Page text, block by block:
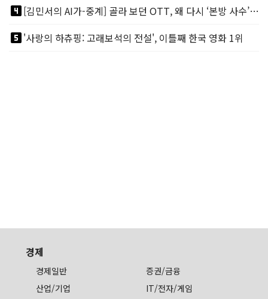
looks_4
[김민서의 AI가-중계] 골라 보던 OTT, 왜 다시 ‘본방 사수’를 부르나
looks_5'사랑의 하츄핑: 고래보석의 전설', 이틀째 한국 영화 1위
경제
경제일반
증권/금융
산업/기업
IT/전자/게임